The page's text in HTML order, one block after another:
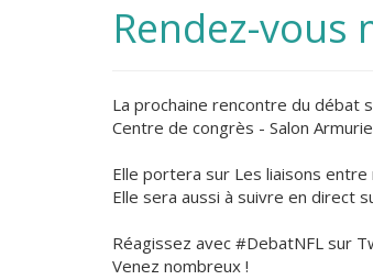
Rendez-vous
La prochaine rencontre du débat
Centre de congrès - Salon
Elle portera sur Les liaisons
Elle sera aussi à suivre en direct
Réagissez avec #DebatNFL sur
Venez nombreux !